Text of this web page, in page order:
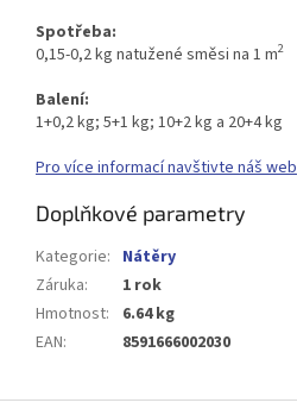
Spotřeba:
0,15-0,2 kg natužené směsi na 1 m2
Balení:
1+0,2 kg; 5+1 kg; 10+2 kg a 20+4 kg
Pro více informací navštivte náš web
Doplňkové parametry
Kategorie: Nátěry
Záruka:
1 rok
Hmotnost:
6.64 kg
EAN: 8591666002030